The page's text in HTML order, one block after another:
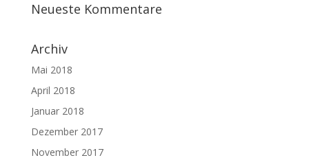
Neueste Kommentare
Archiv
Mai 2018
April 2018
Januar 2018
Dezember 2017
November 2017